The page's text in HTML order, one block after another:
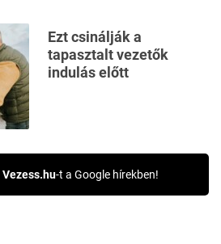
Ezt csinálják a
tapasztalt vezetők
indulás előtt
Vezess.hu-t a Google hírekben!